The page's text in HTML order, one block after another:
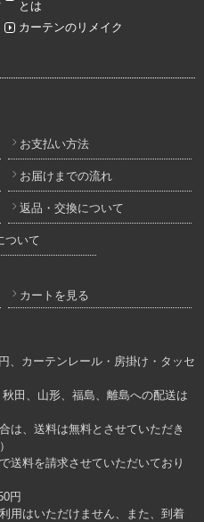
とは
カーテンのリメイク
お支払い方法
お届けまでの流れ
返品・交換について
ついて
カートを見る
、カーテンレール・房掛け・タッセ
田、山形、福島、離島への配送は
は、送料は無料とさせていただき
送料を請求させていただいており
円
用はいただけません、また、到着